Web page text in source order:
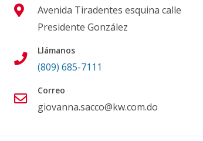
Avenida Tiradentes esquina calle
Presidente González
Llámanos
(809) 685-7111
Correo
giovanna.sacco@kw.com.do